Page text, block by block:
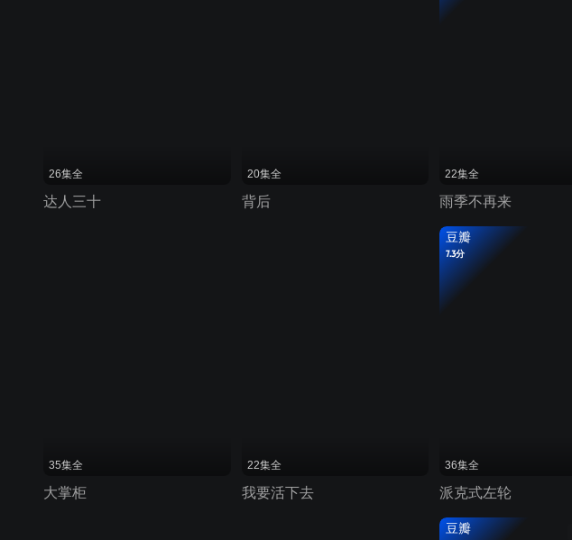
26集全
达人三十
20集全
背后
22集全
雨季不再来
35集全
大掌柜
22集全
我要活下去
豆瓣
7.3分
36集全
派克式左轮
豆瓣